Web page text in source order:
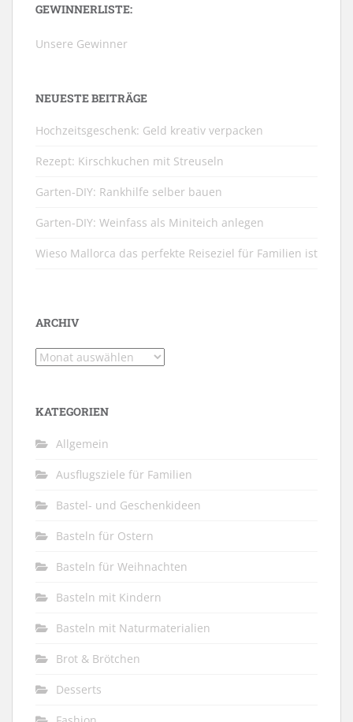
GEWINNERLISTE:
Unsere Gewinner
NEUESTE BEITRÄGE
Hochzeitsgeschenk: Geld kreativ verpacken
Rezept: Kirschkuchen mit Streuseln
Garten-DIY: Rankhilfe selber bauen
Garten-DIY: Weinfass als Miniteich anlegen
Wieso Mallorca das perfekte Reiseziel für Familien ist
ARCHIV
Archiv
KATEGORIEN
Allgemein
Ausflugsziele für Familien
Bastel- und Geschenkideen
Basteln für Ostern
Basteln für Weihnachten
Basteln mit Kindern
Basteln mit Naturmaterialien
Brot & Brötchen
Desserts